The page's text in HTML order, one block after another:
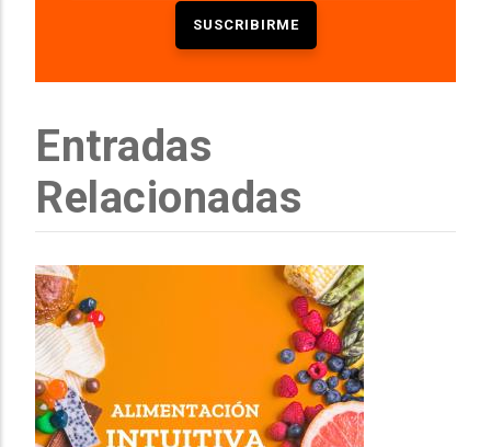
Entradas
Relacionadas